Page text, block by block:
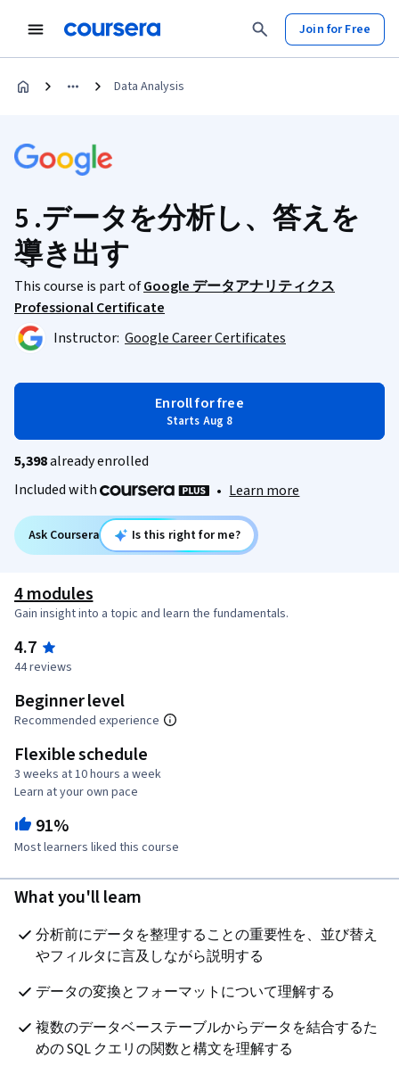
Join for Free
Data Analysis
5 .データを分析し、答えを
導き出す
This course is part ofGoogle データアナリティクス
Professional Certificate
Instructor: Google Career Certificates
Enroll for free
Starts Aug 8
5,398already enrolled
Included with
• Learn more
Ask Coursera Is this right for me?
4 modules
Gain insight into a topic and learn the fundamentals.
4.7
44 reviews
Beginner level
Recommended experience
Flexible schedule
3 weeks at 10 hours a week
Learn at your own pace
91%
Most learners liked this course
What you'll learn
分析前にデータを整理することの重要性を、並び替え
やフィルタに言及しながら説明する
データの変換とフォーマットについて理解する
複数のデータベーステーブルからデータを結合するた
めの SQL クエリの関数と構文を理解する